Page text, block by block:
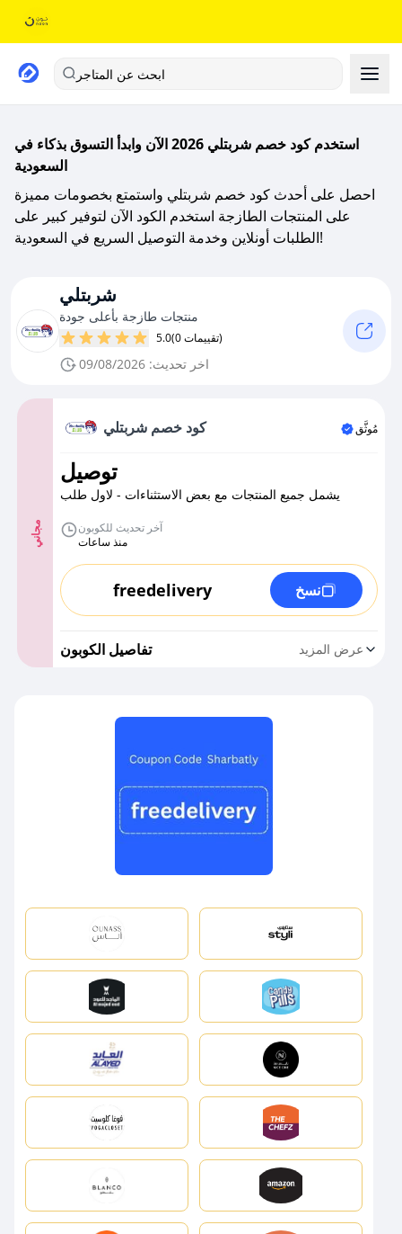
ابحث عن المتاجر
استخدم كود خصم شربتلي 2026 الآن وابدأ التسوق بذكاء في
السعودية
احصل على أحدث كود خصم شربتلي واستمتع بخصومات مميزة
على المنتجات الطازجة استخدم الكود الآن لتوفير كبير على
الطلبات أونلاين وخدمة التوصيل السريع في السعودية!
شربتلي
منتجات طازجة بأعلى جودة
5.0 (0 تقييمات)
اخر تحديث: 09/08/2026
مجاني
كود خصم شربتلي مُوثَّق
توصيل
يشمل جميع المنتجات مع بعض الاستثناءات - لاول طلب
آخر تحديث للكوبون
منذ ساعات
freedelivery نسخ
تفاصيل الكوبون عرض المزيد